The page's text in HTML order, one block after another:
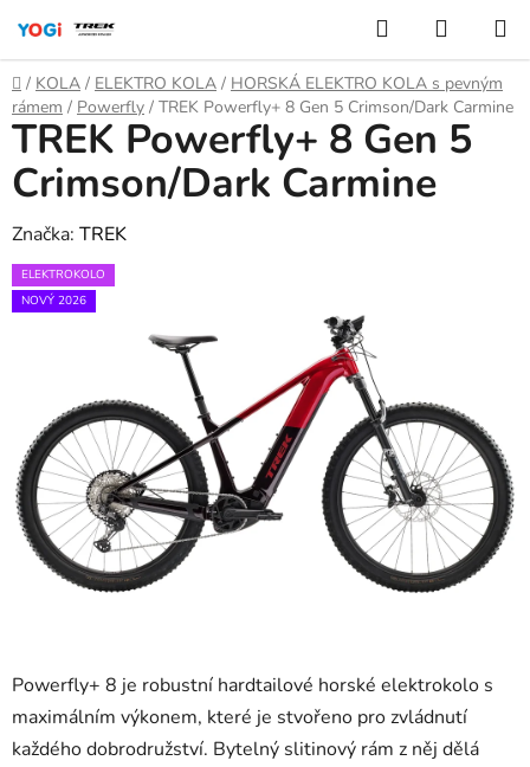
obsah
Hledat
KOŠÍK
Domů
/ KOLA / ELEKTRO KOLA / HORSKÁ ELEKTRO KOLA s pevným
rámem / Powerfly / TREK Powerfly+ 8 Gen 5 Crimson/Dark Carmine
Powerfly+ 8 je robustní hardtailové horské elektrokolo s
maximálním výkonem, které je stvořeno pro zvládnutí
každého dobrodružství. Bytelný slitinový rám z něj dělá
TREK Powerfly+ 8 Gen 5
Crimson/Dark Carmine
Značka: TREK
ELEKTROKOLO
NOVÝ 2026